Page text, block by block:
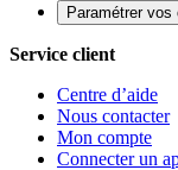
Paramétrer vos
Service client
Centre d’aide
Nous contacter
Mon compte
Connecter un